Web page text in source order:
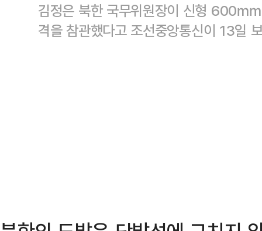
김정은 북한 국무위원장이 신형 600㎜
격을 참관했다고 조선중앙통신이 13일